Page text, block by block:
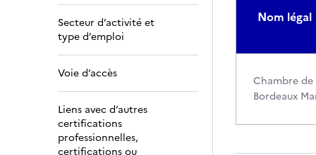
Secteur d’activité et
type d’emploi
Voie d’accès
Liens avec d’autres
certifications
professionnelles,
certifications ou
Nom légal
Chambre de
Bordeaux